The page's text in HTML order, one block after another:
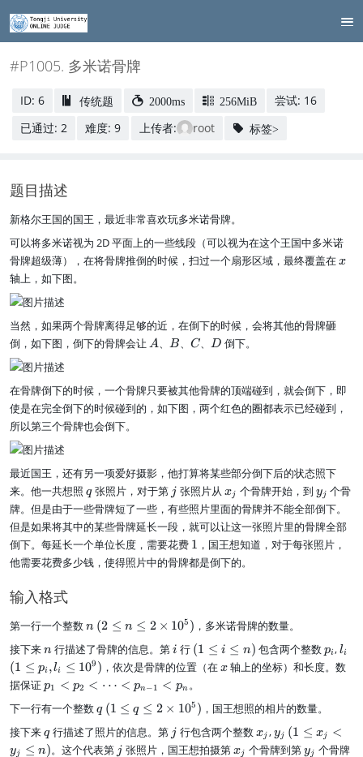
#P1005. 多米诺骨牌
ID: 6 传统题 2000ms 256MiB
尝试: 16
已通过: 2
难度: 9 上传者: root 标签>
题目描述
新格尔王国的国王，最近非常喜欢玩多米诺骨牌。
可以将多米诺视为 2D 平面上的一些线段（可以视为在这个王国中多米诺
骨牌超级薄），在将骨牌推倒的时候，扫过一个扇形区域，最终覆盖在x
x
轴上，如下图。
当然，如果两个骨牌离得足够的近，在倒下的时候，会将其他的骨牌砸
倒，如下图，倒下的骨牌会让A
A、B
B、 C
C、D
D 倒下。
在骨牌倒下的时候，一个骨牌只要被其他骨牌的顶端碰到，就会倒下，即
使是在完全倒下的时候碰到的，如下图，两个红色的圈都表示已经碰到，
所以第三个骨牌也会倒下。
最近国王，还有另一项爱好摄影，他打算将某些部分倒下后的状态照下
来。他一共想照q
q张照片，对于第 jj 张照片从 x
_
j
xj 个骨牌开始，到 y
_
j
yj 个骨
牌。但是由于一些骨牌短了一些，有些照片里面的骨牌并不能全部倒下。
但是如果将其中的某些骨牌延长一段，就可以让这一张照片里的骨牌全部
倒下。每延长一个单位长度，需要花费 11 ，国王想知道，对于每张照片，
他需要花费多少钱，使得照片中的骨牌都是倒下的。
输入格式
第一行一个整数n
n (
\l
e
q
\l
e
q
(2 ≤ n ≤ 2 × 105 ) ，多米诺骨牌的数量。
接下来n
n 行描述了骨牌的信息。第ii 行 (
1
\
e
q
i
\
(1 ≤ i ≤ n) 包含两个整数p
_
i
pi,l
_
i
li
_
(1 ≤ pi ,li ≤ 109 ) ，依次是骨牌的位置（在x
x 轴上的坐标）和长度。数
据保证p
1
<
p
p1 < p2 < ⋯ < pn−1 < pn 。
下一行有一个整数q
q (
\l
e
(1 ≤ q ≤ 2 × 105 ) ，国王想照的相片的数量。
接下来q
q行描述了照片的信息。第 jj 行包含两个整数 x
_
xj ,y
_
yj (
1
(1 ≤ xj <
yj ≤ n)。这个代表第 j
j 张照片，国王想拍摄第x
xj 个骨牌到第y
yj 个骨牌